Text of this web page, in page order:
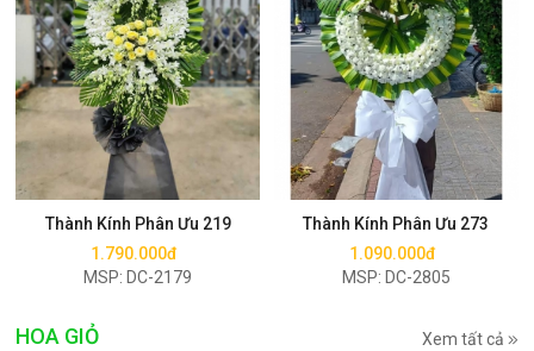
Thành Kính Phân Ưu 219
1.790.000đ
MSP: DC-2179
Mua ngay
Thành Kính Phân Ưu 273
1.090.000đ
MSP: DC-2805
Mua ngay
HOA GIỎ Xem tất cả